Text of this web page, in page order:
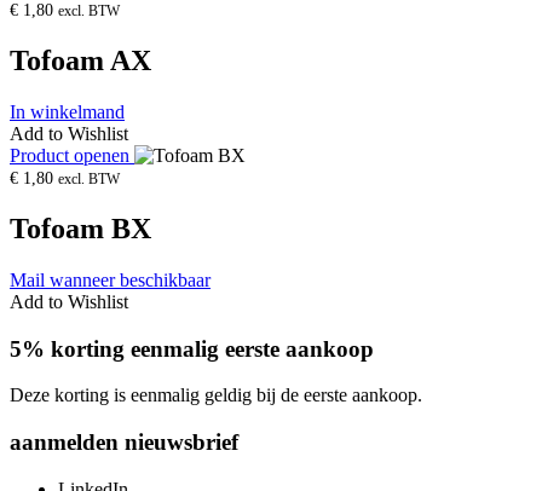
€ 1,80 excl. BTW
Tofoam AX
In winkelmand
Add to Wishlist
Product openen
€ 1,80 excl. BTW
Tofoam BX
Mail wanneer beschikbaar
Add to Wishlist
5% korting eenmalig eerste aankoop
Deze korting is eenmalig geldig bij de eerste aankoop.
aanmelden nieuwsbrief